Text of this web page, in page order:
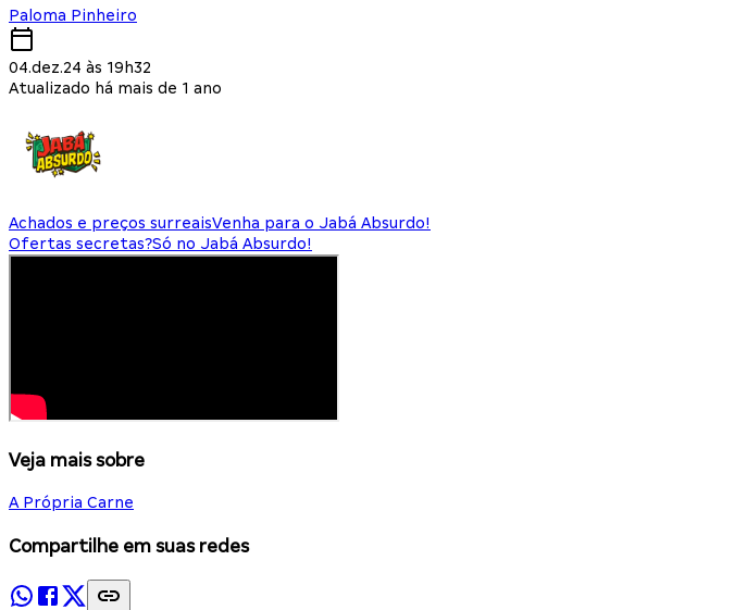
Paloma Pinheiro
04.dez.24 às 19h32
Atualizado há mais de 1 ano
Achados e preços surreaisVenha para o Jabá Absurdo!
Ofertas secretas?Só no Jabá Absurdo!
Veja mais sobre
A Própria Carne
Compartilhe em suas redes